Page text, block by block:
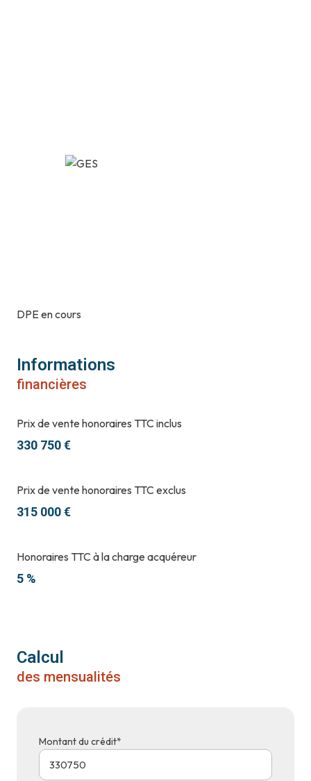
DPE en cours
Informations
financières
Prix de vente honoraires TTC inclus
330 750 €
Prix de vente honoraires TTC exclus
315 000 €
Honoraires TTC à la charge acquéreur
5 %
Calcul
des mensualités
Montant du crédit*